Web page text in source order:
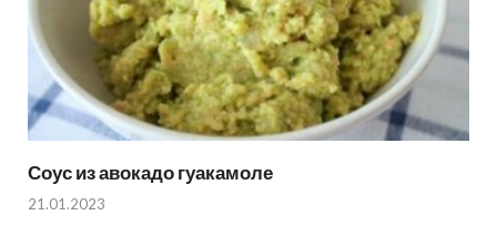
Соус из авокадо гуакамоле
21.01.2023